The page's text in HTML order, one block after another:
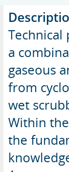
Technical
a
gaseous
from
wet
Within
the